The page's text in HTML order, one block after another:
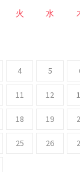
火 水
4 5
11 12
18 19
25 26